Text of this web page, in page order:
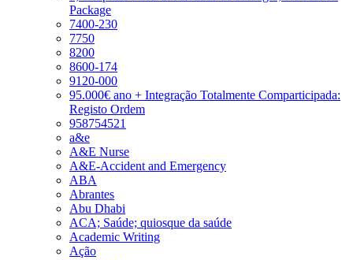
Package
7400-230
7750
8200
8600-174
9120-000
95.000€ ano + Integração Totalmente Comparticipada:
Registo Ordem
958754521
a&e
A&E Nurse
A&E-Accident and Emergency
ABA
Abrantes
Abu Dhabi
ACA; Saúde; quiosque da saúde
Academic Writing
Ação